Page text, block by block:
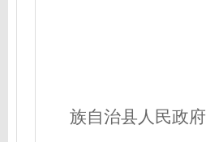
族自治县人民政府